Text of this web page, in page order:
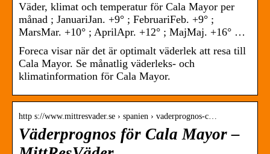
Väder, klimat och temperatur för Cala Mayor per
månad ; JanuariJan. +9° ; FebruariFeb. +9° ;
MarsMar. +10° ; AprilApr. +12° ; MajMaj. +16° …
Foreca visar när det är optimalt väderlek att resa till
Cala Mayor. Se månatlig väderleks- och
klimatinformation för Cala Mayor.
http s://www.mittresvader.se › spanien › vaderprognos-c…
Väderprognos för Cala Mayor –